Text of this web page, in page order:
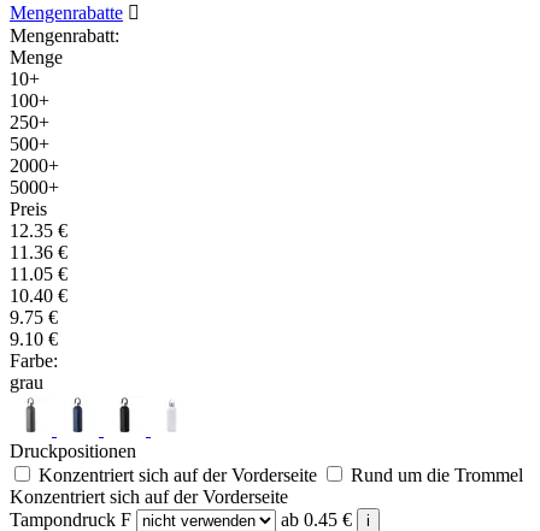
Mengenrabatte 
Mengenrabatt:
Menge
10+
100+
250+
500+
2000+
5000+
Preis
12.35 €
11.36 €
11.05 €
10.40 €
9.75 €
9.10 €
Farbe:
grau
Druckpositionen
Konzentriert sich auf der Vorderseite
Rund um die Trommel
Konzentriert sich auf der Vorderseite
Tampondruck F
ab 0.45 € i